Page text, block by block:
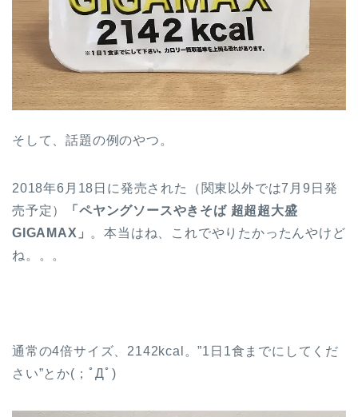
そして、話題の例のやつ。
2018年6月18日に発売された（関東以外では7月9日発
売予定）
「ペヤングソースやきそば 超超超大盛
GIGAMAX」 。本当はね、これでやりたかったんやけど
ね。。。
通常の4倍サイズ、2142kcal。”1日1食までにしてくだ
さい”とか(；ﾟДﾟ)